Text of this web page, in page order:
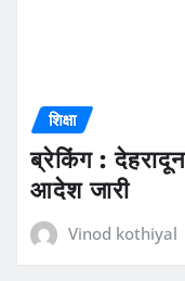
शिक्षा
ब्रेकिंग :
आदेश जारी
Vinod kothiyal